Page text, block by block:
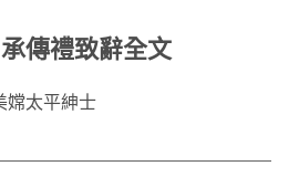
傳禮致辭全文
嫦太平紳士